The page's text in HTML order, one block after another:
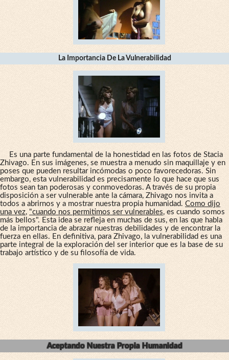
La Importancia De La Vulnerabilidad
Es una parte fundamental de la honestidad en las fotos de Stacia
Zhivago. En sus imágenes, se muestra a menudo sin maquillaje y en
poses que pueden resultar incómodas o poco favorecedoras. Sin
embargo, esta vulnerabilidad es precisamente lo que hace que sus
fotos sean tan poderosas y conmovedoras. A través de su propia
disposición a ser vulnerable ante la cámara, Zhivago nos invita a
todos a abrirnos y a mostrar nuestra propia humanidad. Como dijo
una vez, "cuando nos permitimos ser vulnerables, es cuando somos
más bellos". Esta idea se refleja en muchas de sus, en las que habla
de la importancia de abrazar nuestras debilidades y de encontrar la
fuerza en ellas. En definitiva, para Zhivago, la vulnerabilidad es una
parte integral de la exploración del ser interior que es la base de su
trabajo artístico y de su filosofía de vida.
Aceptando Nuestra Propia Humanidad